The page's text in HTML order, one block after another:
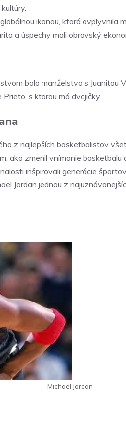
ikonou, ktorá ovplyvnila
a úspechy mali obrovský
bolo manželstvo s Juanitou
s ktorou má dvojičky.
z najlepších basketbalistov
ako zmenil vnímanie basketbalu
inšpirovali generácie
Jordan jednou z
Michael Jordan